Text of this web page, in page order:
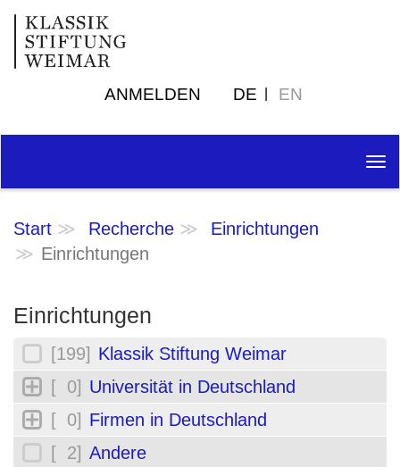
ANMELDEN DE EN
Start Recherche
Einrichtungen
Einrichtungen
Einrichtungen
[199] Klassik Stiftung Weimar
[ 0] Universität in Deutschland
[ 0] Firmen in Deutschland
[ 2] Andere